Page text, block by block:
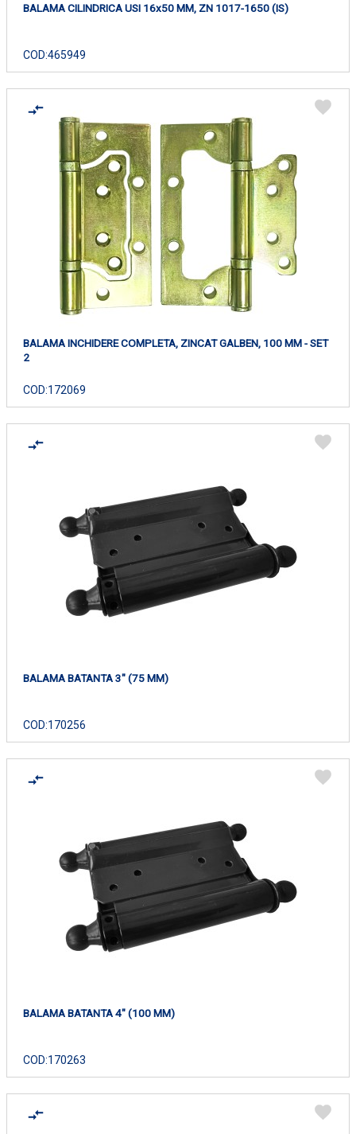
BALAMA CILINDRICA USI 16x50 MM, ZN 1017-1650 (IS)
COD:465949
BALAMA INCHIDERE COMPLETA, ZINCAT GALBEN, 100 MM - SET
2
COD:172069
BALAMA BATANTA 3" (75 MM)
COD:170256
BALAMA BATANTA 4" (100 MM)
COD:170263